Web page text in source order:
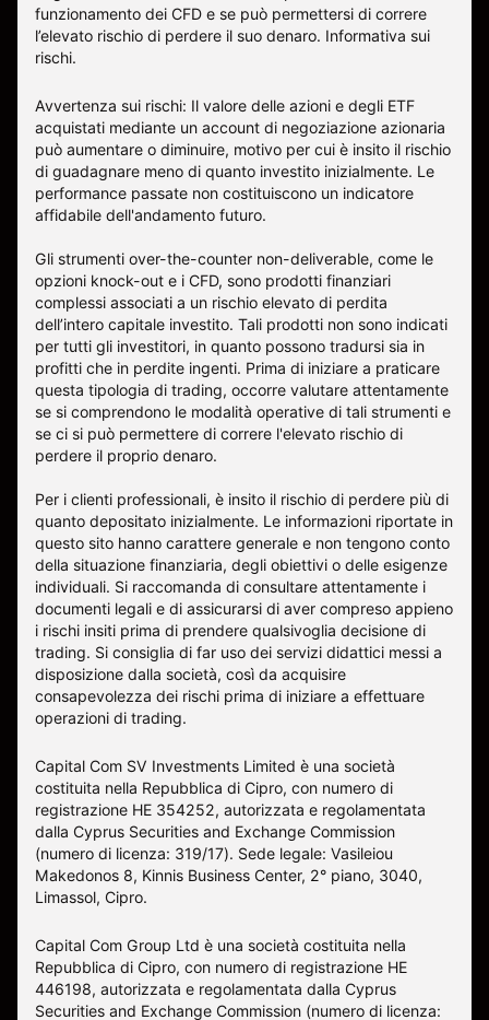
funzionamento dei CFD e se può permettersi di correre
l’elevato rischio di perdere il suo denaro. Informativa sui
rischi.
Avvertenza sui rischi: Il valore delle azioni e degli ETF
acquistati mediante un account di negoziazione azionaria
può aumentare o diminuire, motivo per cui è insito il rischio
di guadagnare meno di quanto investito inizialmente. Le
performance passate non costituiscono un indicatore
affidabile dell'andamento futuro.
Gli strumenti over-the-counter non-deliverable, come le
opzioni knock-out e i CFD, sono prodotti finanziari
complessi associati a un rischio elevato di perdita
dell’intero capitale investito. Tali prodotti non sono indicati
per tutti gli investitori, in quanto possono tradursi sia in
profitti che in perdite ingenti. Prima di iniziare a praticare
questa tipologia di trading, occorre valutare attentamente
se si comprendono le modalità operative di tali strumenti e
se ci si può permettere di correre l'elevato rischio di
perdere il proprio denaro.
Per i clienti professionali, è insito il rischio di perdere più di
quanto depositato inizialmente. Le informazioni riportate in
questo sito hanno carattere generale e non tengono conto
della situazione finanziaria, degli obiettivi o delle esigenze
individuali. Si raccomanda di consultare attentamente i
documenti legali e di assicurarsi di aver compreso appieno
i rischi insiti prima di prendere qualsivoglia decisione di
trading. Si consiglia di far uso dei servizi didattici messi a
disposizione dalla società, così da acquisire
consapevolezza dei rischi prima di iniziare a effettuare
operazioni di trading.
Capital Com SV Investments Limited è una società
costituita nella Repubblica di Cipro, con numero di
registrazione HE 354252, autorizzata e regolamentata
dalla Cyprus Securities and Exchange Commission
(numero di licenza: 319/17). Sede legale: Vasileiou
Makedonos 8, Kinnis Business Center, 2° piano, 3040,
Limassol, Cipro.
Capital Com Group Ltd è una società costituita nella
Repubblica di Cipro, con numero di registrazione ΗΕ
446198, autorizzata e regolamentata dalla Cyprus
Securities and Exchange Commission (numero di licenza: